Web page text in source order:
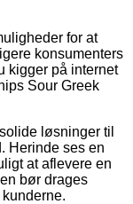
for at
konsumenters
kigger på internet
Sour Greek
løsninger til
Herinde ses en
at aflevere en
bør drages